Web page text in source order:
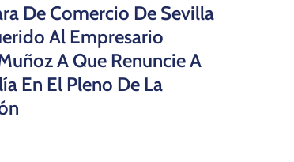
De Comercio De Sevilla
Al Empresario
A Que Renuncie A
En El Pleno De La